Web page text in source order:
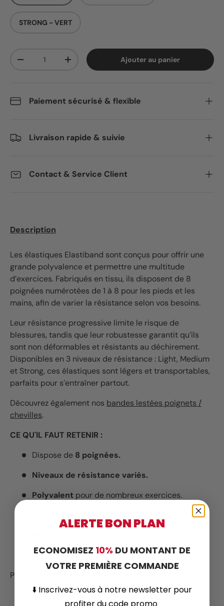
STRONG - VERT
Diminuer la quantitéAugmenter la quantitéAjouter au panier
Paiement sécurisé & flexible
Livraison rapide & suivie
Contact & Service Client
Description
Les élastiques Elastiband sont conçus pour offrir une
grande polyvalence et permettre une multitude
d’exercices. Fabriqués en tissu, ils disposent de 8
poignées numérotées de 1 à 8 pour les pieds et les
mains, afin de varier la résistance selon vos besoins.
Leur résistance progressive limite le risque de
blessures, tandis que leur robustesse garantit qu’ils
sont non déformables et résistants au déchirement.
Disponibles en 3 niveaux de résistance : Light, Medium
et Strong, ces élastiques sont légers et transportables,
parfaits pour s’entraîner partout.
Découvrez également nos bandes lestées poignets /
chevilles.
CE QU'IL FAUT RETENIR :
Dispose de 8 poignées.
Niveaux de résistance variés.
Polyvalent pour de nombreux exercices.
Poids net : 0.05kg.
ALERTE BON PLAN
ECONOMISEZ 10% DU MONTANT DE
VOTRE PREMIÈRE COMMANDE
⬇️ Inscrivez-vousà notre newsletter pour